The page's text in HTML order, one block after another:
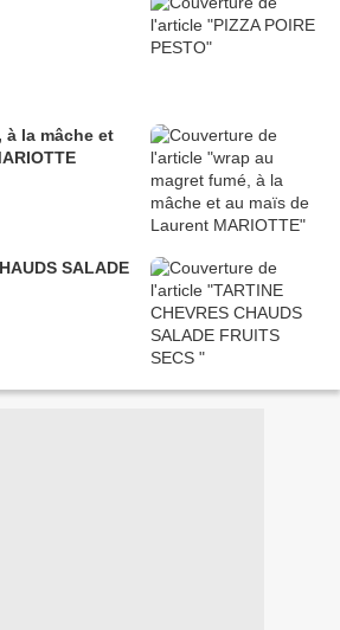
à la mâche et
SALADE